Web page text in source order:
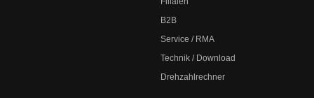
B2B
Service / RMA
Technik / Download
Drehzahlrechner